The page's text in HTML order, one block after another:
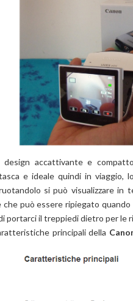
accattivante e
e ideale quindi in viaggio,
si può visualizzare in
può essere ripiegato
portarci il treppiedi dietro per le
principali della